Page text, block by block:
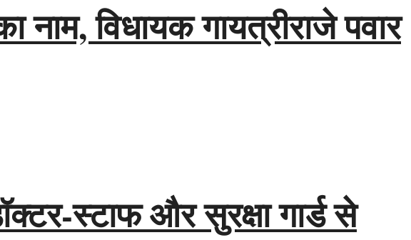
विधायक गायत्रीराजे पवार
स्टाफ और सुरक्षा गार्ड से